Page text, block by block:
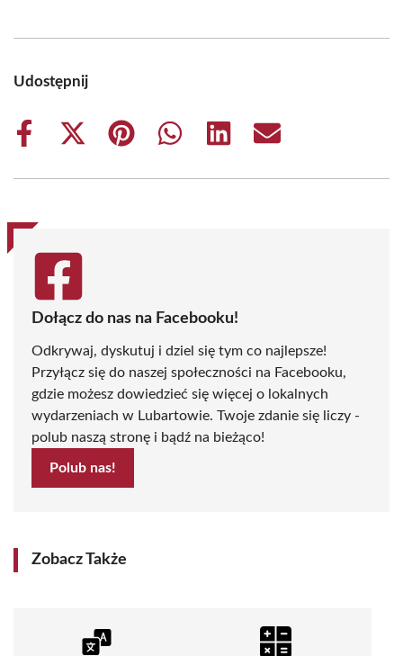
Udostępnij
Share
Share
(Twitter)
Share
Share
Share
Share
Dołącz do nas na Facebooku!
Odkrywaj, dyskutuj i dziel się tym co najlepsze!
Przyłącz się do naszej społeczności na Facebooku,
gdzie możesz dowiedzieć się więcej o lokalnych
wydarzeniach w Lubartowie. Twoje zdanie się liczy -
polub naszą stronę i bądź na bieżąco!
Polub nas!
Zobacz Także